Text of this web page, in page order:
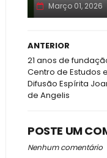
Março 01, 2026
ANTERIOR
21 anos de
Centro de Estudos e
Difusão Espírita
de Angelis
POSTE UM
Nenhum comentário